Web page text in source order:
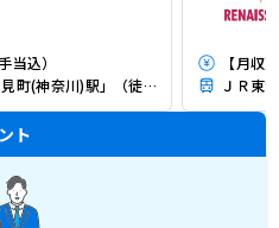
当込）
湘南モノレール江の島線「富士見町(神奈川)駅」（徒歩7分）
【月収
ＪＲ東
ト